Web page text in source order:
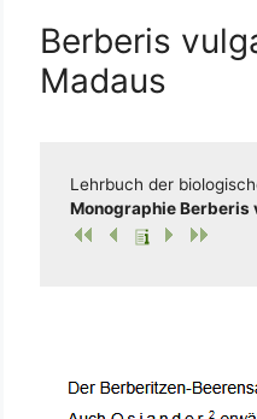
Berberis
Madaus
Lehr­buch der
Mono­gra­phie Ber­be­ris